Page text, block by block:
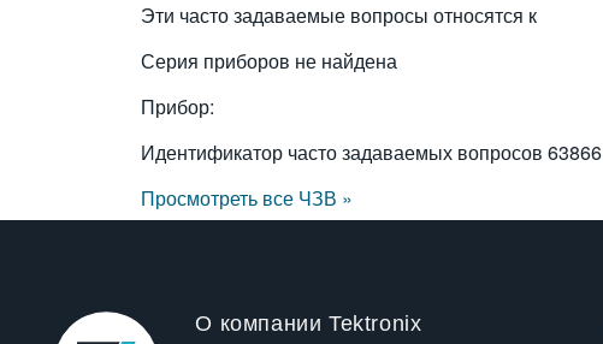
Эти часто задаваемые вопросы относятся к
Серия приборов не найдена
Прибор:
Идентификатор часто задаваемых вопросов 63866
Просмотреть все ЧЗВ »
О компании Tektronix